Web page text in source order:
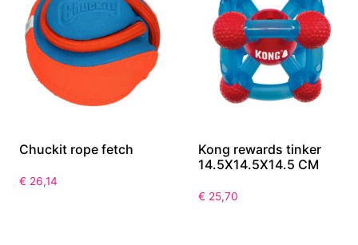
Chuckit rope fetch
€ 26,14
Kong rewards tinker
14.5X14.5X14.5 CM
€ 25,70